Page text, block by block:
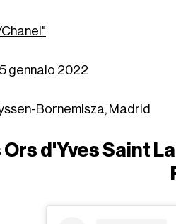
gennaio 2022
Bornemisza, Madrid
Ors d'Yves Saint